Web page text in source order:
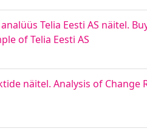
Telia Eesti AS näitel.
of Telia Eesti AS
näitel. Analysis of Change